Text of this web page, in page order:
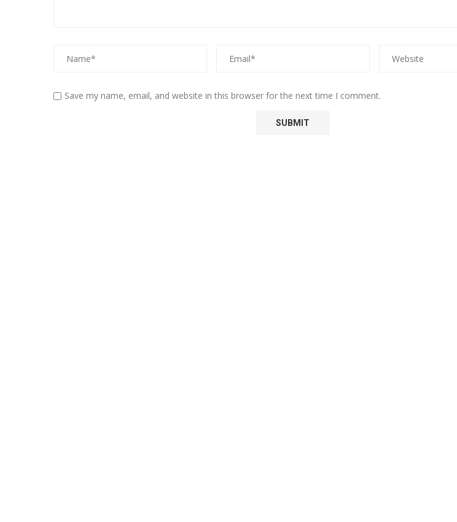
Save my name, email, and website in this browser for the next time I comment.